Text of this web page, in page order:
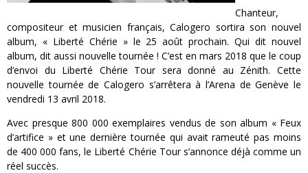
Chanteur,
compositeur et musicien français, Calogero sortira son nouvel
album, « Liberté Chérie » le 25 août prochain. Qui dit nouvel
album, dit aussi nouvelle tournée ! C’est en mars 2018 que le coup
d’envoi du Liberté Chérie Tour sera donné au Zénith. Cette
nouvelle tournée de Calogero s’arrêtera à l’Arena de Genève le
vendredi 13 avril 2018.
Avec presque 800 000 exemplaires vendus de son album « Feux
d’artifice » et une dernière tournée qui avait rameuté pas moins
de 400 000 fans, le Liberté Chérie Tour s’annonce déjà comme un
réel succès.